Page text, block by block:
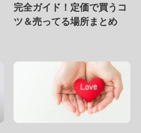
完全ガイド！定価で買うコ
ツ＆売ってる場所まとめ